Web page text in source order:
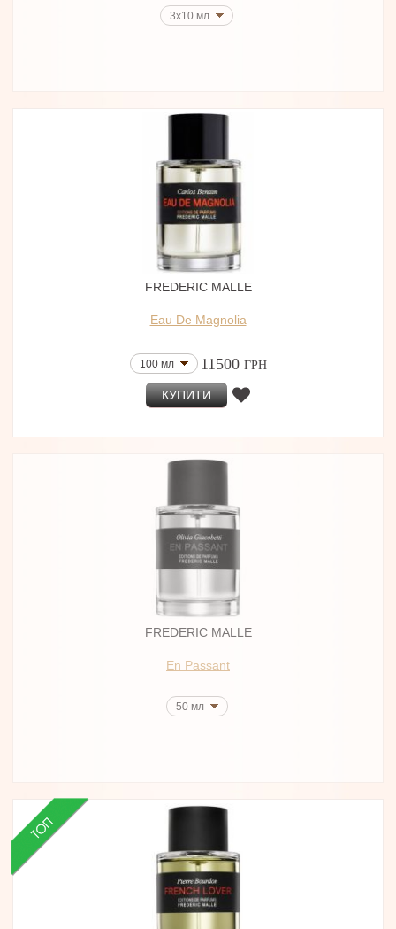
3x10 мл
FREDERIC MALLE
Eau De Magnolia
100 мл 11500 ГРН
КУПИТИ
FREDERIC MALLE
En Passant
50 мл